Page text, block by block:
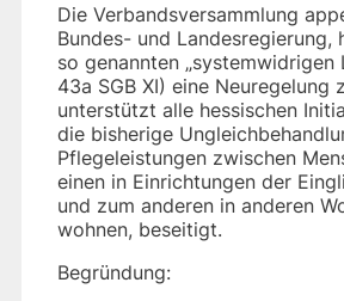
Die Verbandsversammlung
Bundes- und Landesregierung,
so genannten „systemwidrigen
43a SGB XI) eine Neuregelung
unterstützt alle hessischen
die bisherige
Pflegeleistungen zwischen
einen in Einrichtungen der
und zum anderen in anderen
wohnen, beseitigt.
Begründung: